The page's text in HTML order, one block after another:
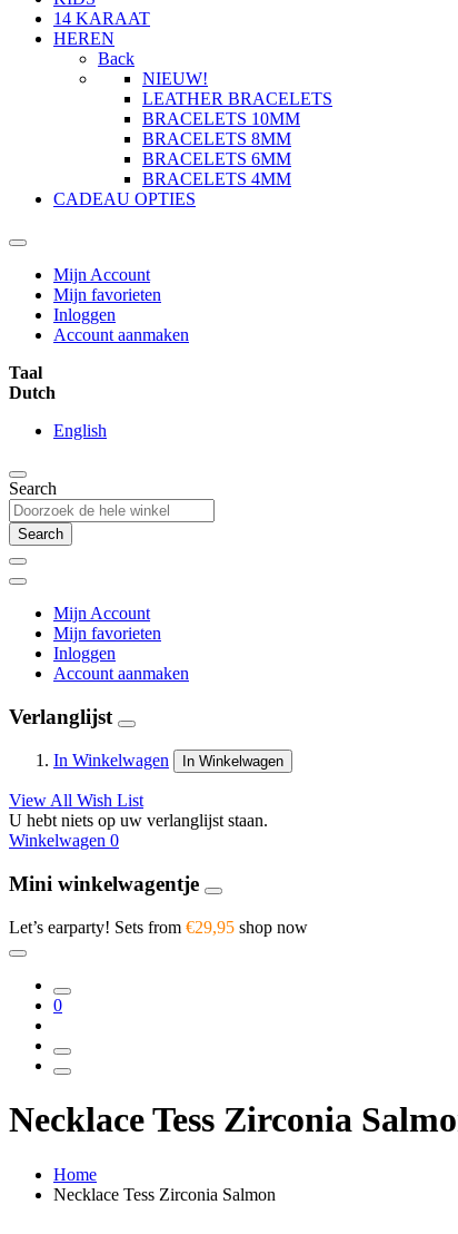
14 KARAAT
HEREN
Back
NIEUW!
LEATHER BRACELETS
BRACELETS 10MM
BRACELETS 8MM
BRACELETS 6MM
BRACELETS 4MM
CADEAU OPTIES
Mijn Account
Mijn favorieten
Inloggen
Account aanmaken
Taal
Dutch
English
Search
Search
Mijn Account
Mijn favorieten
Inloggen
Account aanmaken
Verlanglijst
In Winkelwagen In Winkelwagen
View All Wish List
U hebt niets op uw verlanglijst staan.
Winkelwagen 0
Mini winkelwagentje
Let’s earparty! Sets from €29,95 shop now
0
Necklace Tess Zirconia
Home
Necklace Tess Zirconia Salmon